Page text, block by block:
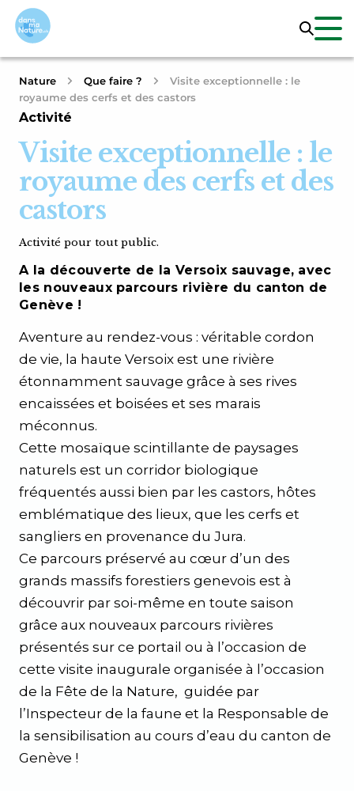
Nature Que faire ?
Visite exceptionnelle : le
royaume des cerfs et des castors
Activité
Visite exceptionnelle : le
royaume des cerfs et des
castors
Activité pour tout public.
A la découverte de la Versoix sauvage, avec
les nouveaux parcours rivière du canton de
Genève !
Aventure au rendez-vous : véritable cordon
de vie, la haute Versoix est une rivière
étonnamment sauvage grâce à ses rives
encaissées et boisées et ses marais
méconnus.
Cette mosaïque scintillante de paysages
naturels est un corridor biologique
fréquentés aussi bien par les castors, hôtes
emblématique des lieux, que les cerfs et
sangliers en provenance du Jura.
Ce parcours préservé au cœur d’un des
grands massifs forestiers genevois est à
découvrir par soi-même en toute saison
grâce aux nouveaux parcours rivières
présentés sur ce portail ou à l’occasion de
cette visite inaugurale organisée à l’occasion
de la Fête de la Nature, guidée par
l’Inspecteur de la faune et la Responsable de
la sensibilisation au cours d’eau du canton de
Genève !